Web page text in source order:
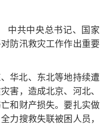
中共中央总书记、国家
对防汛救灾工作作出重要
华北、东北等地持续遭
害，造成北京、河北、
和财产损失。要扎实做
力搜救失联被困人员，